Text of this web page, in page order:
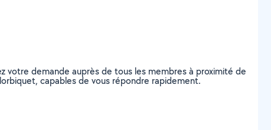
votre demande auprès de tous les membres à proximité de
capables de vous répondre rapidement.